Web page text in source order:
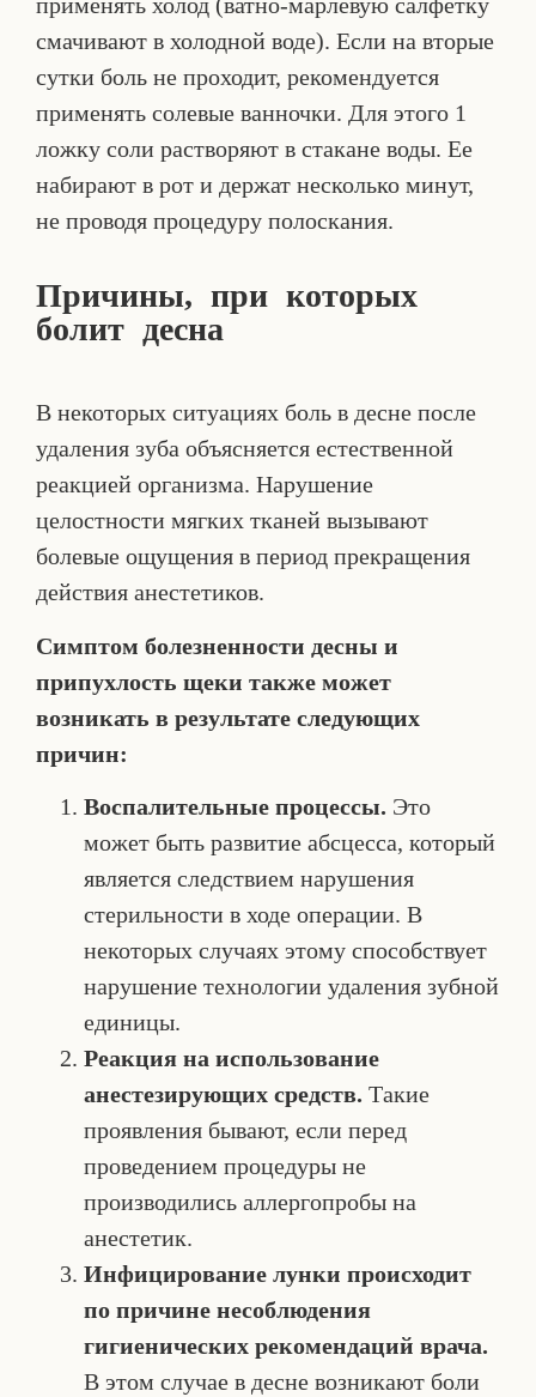
смачивают в холодной воде). Если на вторые
сутки боль не проходит, рекомендуется
применять солевые ванночки. Для этого 1
ложку соли растворяют в стакане воды. Ее
набирают в рот и держат несколько минут,
не проводя процедуру полоскания.
Причины, при которых
болит десна
В некоторых ситуациях боль в десне после
удаления зуба объясняется естественной
реакцией организма. Нарушение
целостности мягких тканей вызывают
болевые ощущения в период прекращения
действия анестетиков.
Симптом болезненности десны и
припухлость щеки также может
возникать в результате следующих
причин:
Воспалительные процессы. Это
может быть развитие абсцесса, который
является следствием нарушения
стерильности в ходе операции. В
некоторых случаях этому способствует
нарушение технологии удаления зубной
единицы.
Реакция на использование
анестезирующих средств. Такие
проявления бывают, если перед
проведением процедуры не
производились аллергопробы на
анестетик.
Инфицирование лунки происходит
по причине несоблюдения
гигиенических рекомендаций врача.
В этом случае в десне возникают боли